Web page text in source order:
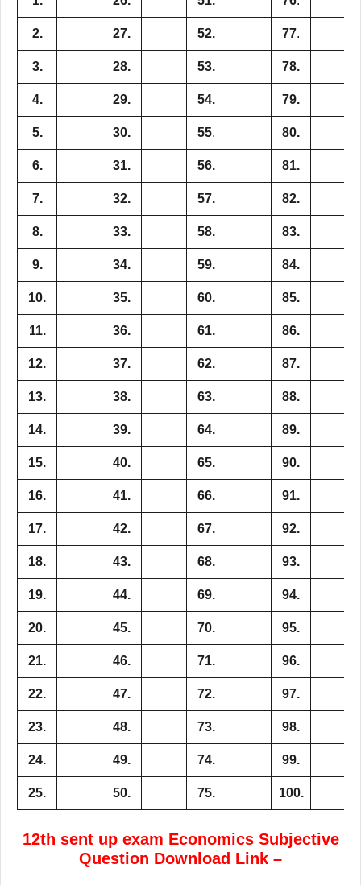
2. 27. 52. 77.
3. 28. 53. 78.
4. 29. 54. 79.
5. 30. 55. 80.
6. 31. 56. 81.
7. 32. 57. 82.
8. 33. 58. 83.
9. 34. 59. 84.
10. 35. 60. 85.
11. 36. 61. 86.
12. 37. 62. 87.
13. 38. 63. 88.
14. 39. 64. 89.
15. 40. 65. 90.
16. 41. 66. 91.
17. 42. 67. 92.
18. 43. 68. 93.
19. 44. 69. 94.
20. 45. 70. 95.
21. 46. 71. 96.
22. 47. 72. 97.
23. 48. 73. 98.
24. 49. 74. 99.
25. 50. 75. 100.
12th sent up exam Economics Subjective
Question Download Link –